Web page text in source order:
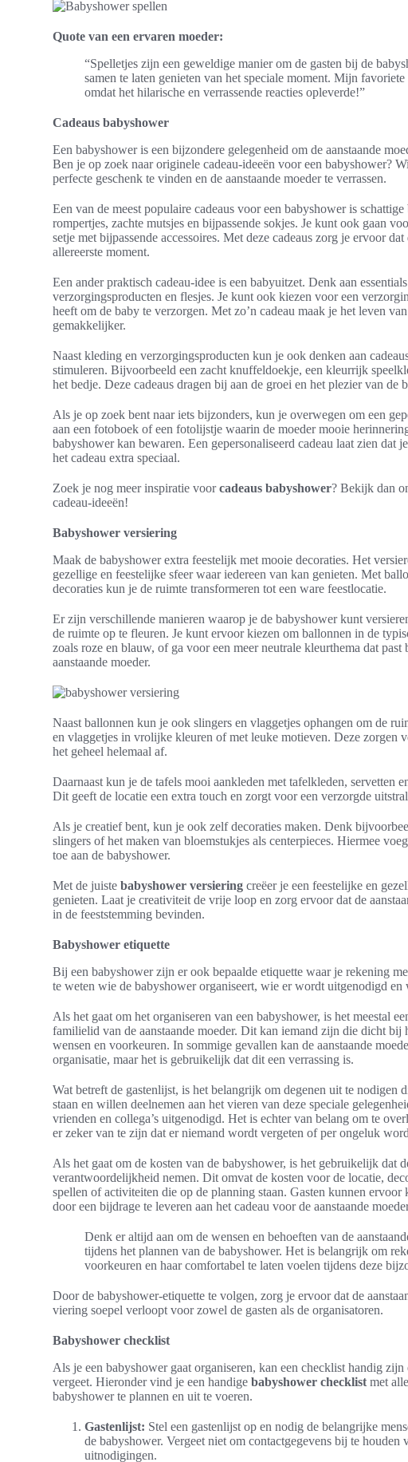
Quote van een ervaren moeder:
“Spelletjes zijn een geweldige manier om de gasten bij de
samen te laten genieten van het speciale moment. Mijn favoriete
omdat het hilarische en verrassende reacties opleverde!”
Cadeaus babyshower
Een babyshower is een bijzondere gelegenheid om de aanstaande
Ben je op zoek naar originele cadeau-ideeën voor een babyshower?
perfecte geschenk te vinden en de aanstaande moeder te verrassen.
Een van de meest populaire cadeaus voor een babyshower is
rompertjes, zachte mutsjes en bijpassende sokjes. Je kunt ook gaan
setje met bijpassende accessoires. Met deze cadeaus zorg je ervoor
allereerste moment.
Een ander praktisch cadeau-idee is een babyuitzet. Denk aan
verzorgingsproducten en flesjes. Je kunt ook kiezen voor een
heeft om de baby te verzorgen. Met zo’n cadeau maak je het leven
gemakkelijker.
Naast kleding en verzorgingsproducten kun je ook denken aan
stimuleren. Bijvoorbeeld een zacht knuffeldoekje, een kleurrijk
het bedje. Deze cadeaus dragen bij aan de groei en het plezier van de
Als je op zoek bent naar iets bijzonders, kun je overwegen om een
aan een fotoboek of een fotolijstje waarin de moeder mooie
babyshower kan bewaren. Een gepersonaliseerd cadeau laat zien dat
het cadeau extra speciaal.
Zoek je nog meer inspiratie voorcadeaus babyshower? Bekijk dan
cadeau-ideeën!
Babyshower versiering
Maak de babyshower extra feestelijk met mooie decoraties. Het
gezellige en feestelijke sfeer waar iedereen van kan genieten. Met
decoraties kun je de ruimte transformeren tot een ware feestlocatie.
Er zijn verschillende manieren waarop je de babyshower kunt
de ruimte op te fleuren. Je kunt ervoor kiezen om ballonnen in de
zoals roze en blauw, of ga voor een meer neutrale kleurthema dat
aanstaande moeder.
Naast ballonnen kun je ook slingers en vlaggetjes ophangen om de
en vlaggetjes in vrolijke kleuren of met leuke motieven. Deze zorgen
het geheel helemaal af.
Daarnaast kun je de tafels mooi aankleden met tafelkleden, servetten
Dit geeft de locatie een extra touch en zorgt voor een verzorgde
Als je creatief bent, kun je ook zelf decoraties maken. Denk
slingers of het maken van bloemstukjes als centerpieces. Hiermee
toe aan de babyshower.
Met de juiste babyshower versiering creëer je een feestelijke en
genieten. Laat je creativiteit de vrije loop en zorg ervoor dat de
in de feeststemming bevinden.
Babyshower etiquette
Bij een babyshower zijn er ook bepaalde etiquette waar je rekening
te weten wie de babyshower organiseert, wie er wordt uitgenodigd
Als het gaat om het organiseren van een babyshower, is het meestal
familielid van de aanstaande moeder. Dit kan iemand zijn die dicht bij
wensen en voorkeuren. In sommige gevallen kan de aanstaande
organisatie, maar het is gebruikelijk dat dit een verrassing is.
Wat betreft de gastenlijst, is het belangrijk om degenen uit te nodigen
staan en willen deelnemen aan het vieren van deze speciale
vrienden en collega’s uitgenodigd. Het is echter van belang om te
er zeker van te zijn dat er niemand wordt vergeten of per ongeluk
Als het gaat om de kosten van de babyshower, is het gebruikelijk dat
verantwoordelijkheid nemen. Dit omvat de kosten voor de locatie,
spellen of activiteiten die op de planning staan. Gasten kunnen ervoor
door een bijdrage te leveren aan het cadeau voor de aanstaande
Denk er altijd aan om de wensen en behoeften van de
tijdens het plannen van de babyshower. Het is belangrijk om
voorkeuren en haar comfortabel te laten voelen tijdens deze
Door de babyshower-etiquette te volgen, zorg je ervoor dat de
viering soepel verloopt voor zowel de gasten als de organisatoren.
Babyshower checklist
Als je een babyshower gaat organiseren, kan een checklist handig
vergeet. Hieronder vind je een handige babyshower checklist met
babyshower te plannen en uit te voeren.
Gastenlijst: Stel een gastenlijst op en nodig de belangrijke
de babyshower. Vergeet niet om contactgegevens bij te houden
uitnodigingen.